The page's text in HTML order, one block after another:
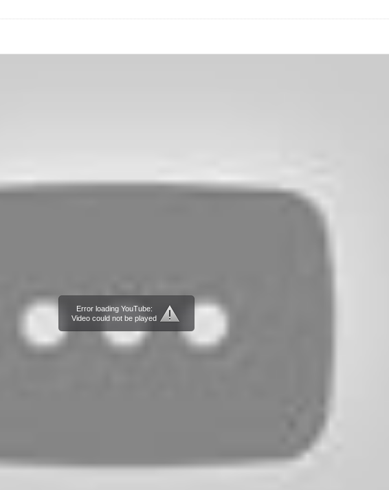
Error loading YouTube:
Video could not be played